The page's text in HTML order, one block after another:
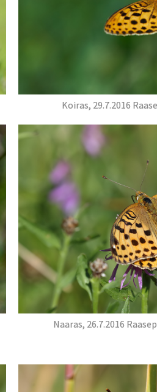
Koiras, 29.7.2016
Naaras, 26.7.2016